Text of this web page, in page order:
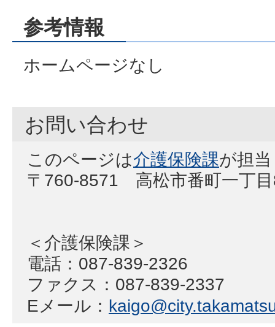
参考情報
ホームページなし
お問い合わせ
このページは介護保険課が担
〒760-8571 高松市番町一丁
＜介護保険課＞
電話：087-839-2326
ファクス：087-839-2337
Eメール：